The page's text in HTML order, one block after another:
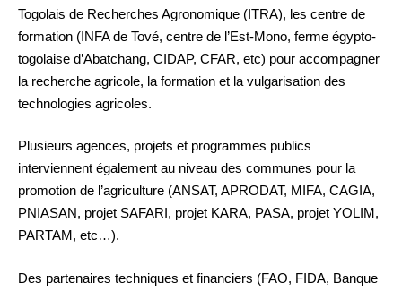
Togolais de Recherches Agronomique (ITRA), les centre de
formation (INFA de Tové, centre de l’Est-Mono, ferme égypto-
togolaise d’Abatchang, CIDAP, CFAR, etc) pour accompagner
la recherche agricole, la formation et la vulgarisation des
technologies agricoles.
Plusieurs agences, projets et programmes publics
interviennent également au niveau des communes pour la
promotion de l’agriculture (ANSAT, APRODAT, MIFA, CAGIA,
PNIASAN, projet SAFARI, projet KARA, PASA, projet YOLIM,
PARTAM, etc…).
Des partenaires techniques et financiers (FAO, FIDA, Banque